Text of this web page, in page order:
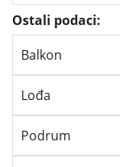
Ostali podaci:
Balkon
Lođa
Podrum